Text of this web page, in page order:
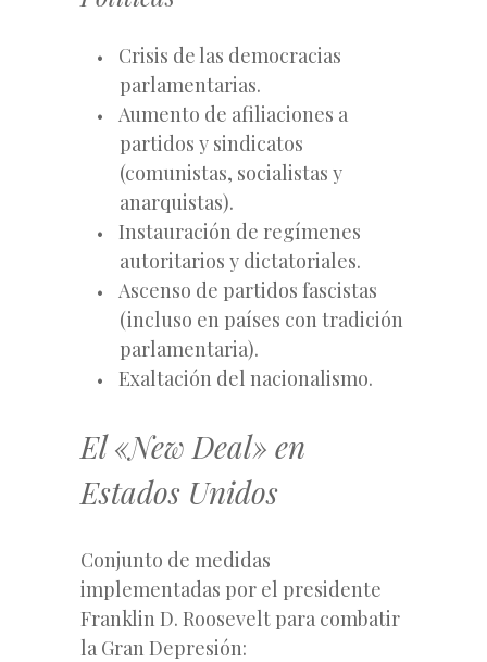
Crisis de las democracias
parlamentarias.
Aumento de afiliaciones a
partidos y sindicatos
(comunistas, socialistas y
anarquistas).
Instauración de regímenes
autoritarios y dictatoriales.
Ascenso de partidos fascistas
(incluso en países con tradición
parlamentaria).
Exaltación del nacionalismo.
El «New Deal» en
Estados Unidos
Conjunto de medidas
implementadas por el presidente
Franklin D. Roosevelt para combatir
la Gran Depresión: